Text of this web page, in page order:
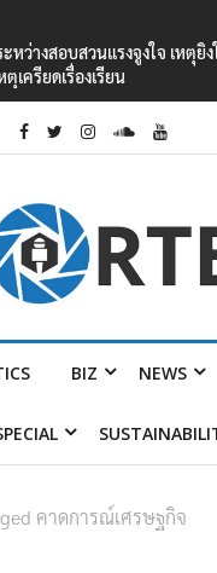
จูงใจ เหตุยิงในโรงเรียนเท
BIZ NEWS
คาดการณ์เศรษฐกิจ